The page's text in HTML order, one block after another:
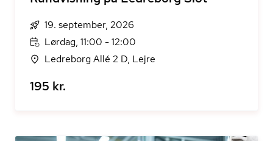
19. september, 2026
Lørdag, 11:00 - 12:00
Ledreborg Allé 2 D, Lejre
195 kr.